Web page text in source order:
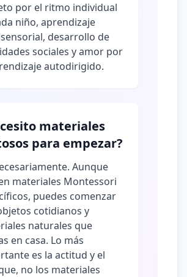
por el ritmo individual
niño, aprendizaje
desarrollo de
sociales y amor por
autodirigido.
materiales
para empezar?
Aunque
materiales Montessori
puedes comenzar
cotidianos y
naturales que
en casa. Lo más
es la actitud y el
no los materiales